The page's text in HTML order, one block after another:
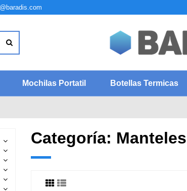
Mochilas Portatil Botellas Termicas
Categoría: Manteles